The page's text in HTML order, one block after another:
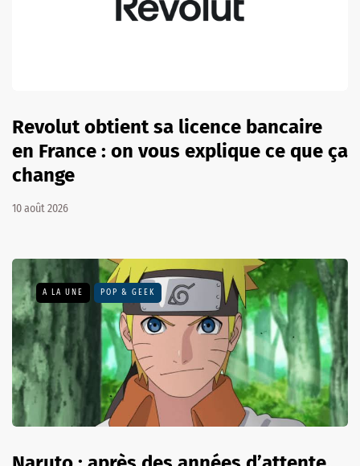
Revolut obtient sa licence bancaire
en France : on vous explique ce que ça
change
10 août 2026
A LA UNE POP & GEEK